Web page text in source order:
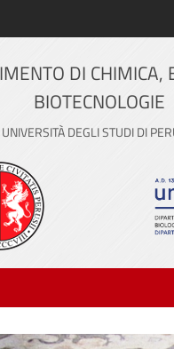
servizi web di
DI CHIMICA,
BIOTECNOLOGIE
UNIVERSITÀ DEGLI STUDI DI